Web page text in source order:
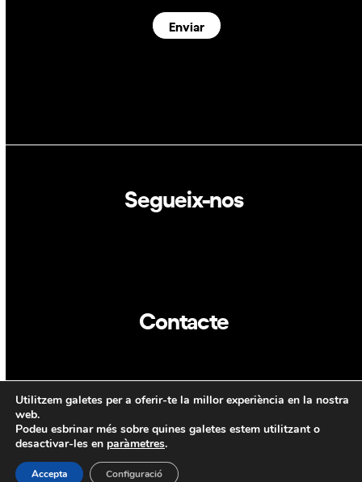
Enviar
Segueix-nos
Contacte
CAT ENG
Utilitzem galetes per a oferir-te la millor experiència en la nostra
web.
Podeu esbrinar més sobre quines galetes estem utilitzant o
desactivar-les en paràmetres.
Accepta Configuració